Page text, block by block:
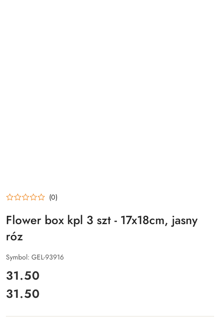
(0)
Flower box kpl 3 szt - 17x18cm, jasny
róz
Symbol: GEL-93916
cena:
31.50
Cena:
31.50